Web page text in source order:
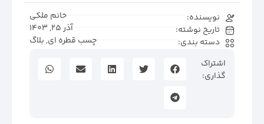
نویسنده:
خانم ملکی
تاریخ نوشته:
آذر 25, 1403
دسته بندی:
چسب قطره ای, بلاگ
اشتراک
گذاری: